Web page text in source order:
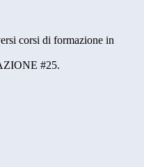
corsi di formazione in
#25.